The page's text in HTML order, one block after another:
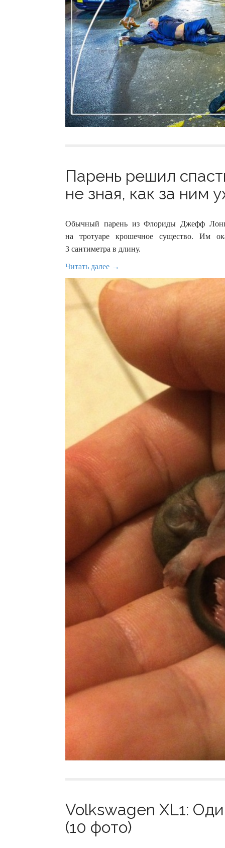
Парень решил
не зная, как за ним
Обычный парень из Флориды Джефф
на тротуаре крошечное существо. Им
3 сантиметра в длину.
Читать далее →
Volkswagen XL1:
(10 фото)